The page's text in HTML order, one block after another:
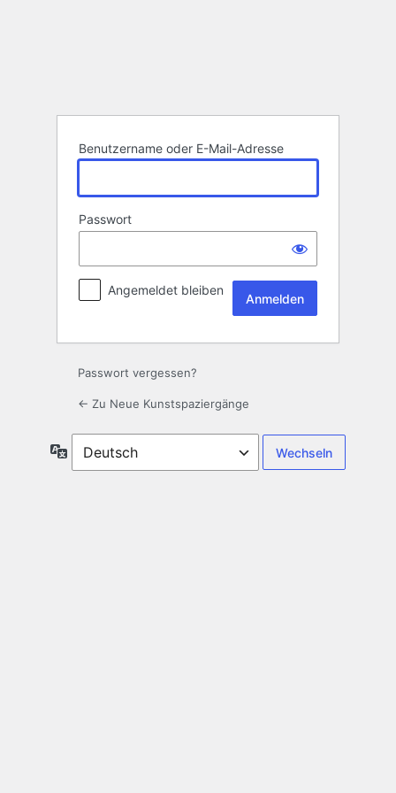
Benutzername oder E-Mail-Adresse
Passwort
Angemeldet bleiben
Passwort vergessen?
← Zu Neue Kunstspaziergänge
Sprache